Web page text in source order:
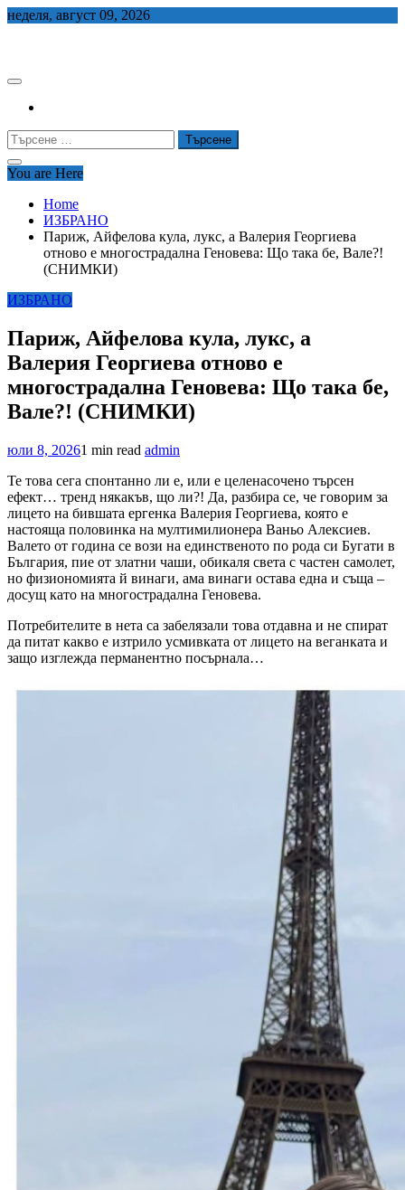
Skip
неделя, август 09, 2026
Търсене
за:
You are Here
Home
ИЗБРАНО
Париж, Айфелова кула, лукс, а Валерия Георгиева
отново е многострадална Геновева: Що така бе, Вале?!
(СНИМКИ)
ИЗБРАНО
Париж, Айфелова кула, лукс, а
Валерия Георгиева отново е
многострадална Геновева: Що така бе,
Вале?! (СНИМКИ)
юли 8, 20261 min read admin
Те това сега спонтанно ли е, или е целенасочено търсен
ефект… тренд някакъв, що ли?! Да, разбира се, че говорим за
лицето на бившата ергенка Валерия Георгиева, която е
настояща половинка на мултимилионера Ваньо Алексиев.
Валето от година се вози на единственото по рода си Бугати в
България, пие от златни чаши, обикаля света с частен самолет,
но физиономията й винаги, ама винаги остава една и съща –
досущ като на многострадална Геновева.
Потребителите в нета са забелязали това отдавна и не спират
да питат какво е изтрило усмивката от лицето на веганката и
защо изглежда перманентно посърнала…